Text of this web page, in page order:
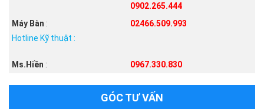
0902.265.444
Máy Bàn :
02466.509.993
Hotline Kỹ thuật :
Ms.Hiền : 0967.330.830
GÓC TƯ VẤN